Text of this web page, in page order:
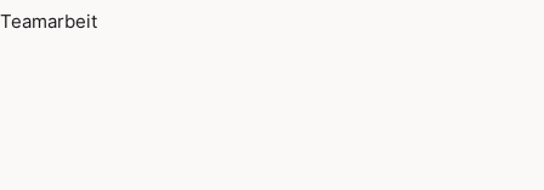
Teamarbeit